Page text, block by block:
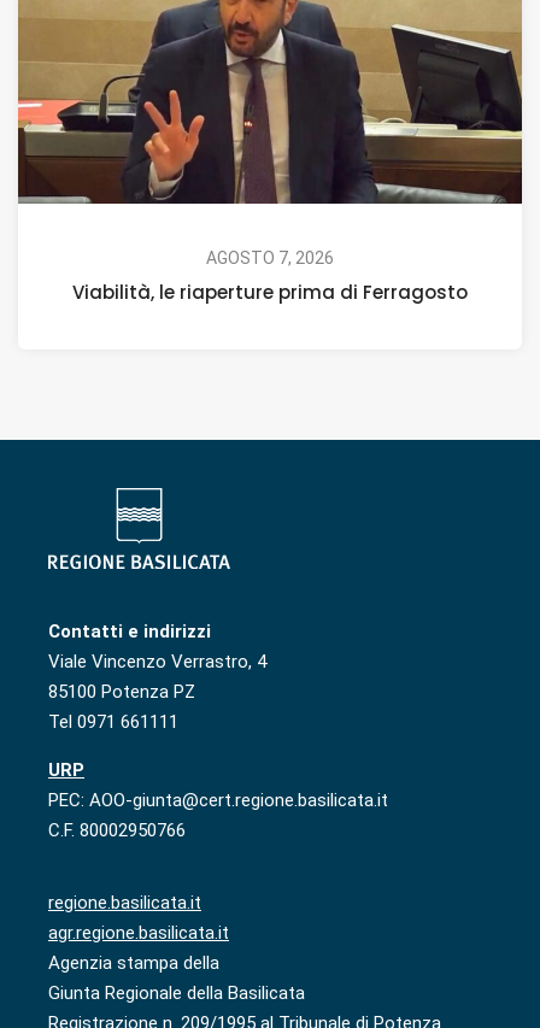
AGOSTO 7, 2026
Viabilità, le riaperture prima di Ferragosto
Contatti e indirizzi
Viale Vincenzo Verrastro, 4
85100 Potenza PZ
Tel 0971 661111
URP
PEC: AOO-giunta@cert.regione.basilicata.it
C.F. 80002950766
regione.basilicata.it
agr.regione.basilicata.it
Agenzia stampa della
Giunta Regionale della Basilicata